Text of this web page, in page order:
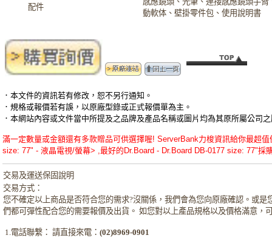
配件
動軟体、壁掛零件包、使用說明書
．本文件的資訊若有修改，恕不另行通知。
．規格或報價若有誤，以原廠型錄或正式報價單為主。
．本網站內容或文件當中所提及之品牌及產品名稱或圖片均為其原所屬公司
滿一定數量或金額還有多款贈品可供選擇喔! ServerBank力梭資訊給你最超值
size: 77" - 液晶電視/螢幕> ,最好的Dr.Board - Dr.Board DB-0177 size: 77"採
交易及運送保固說明
交易方式：
您不確定以上商品是否符合您的需求?沒關係，我們會為您向原廠確認。或
們都可彈性配合您的需要報價及出貨。 如您對以上產品規格以及價格滿意，
1.電話聯繫： 請直接來電：(02)8969-0901